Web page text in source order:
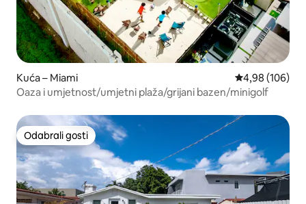
Kuća – Miami Prosječna
4,98 (106)
Oaza i umjetnost/umjetni plaža/grijani bazen/minigolf
Odabrali gosti
Odabrali gosti